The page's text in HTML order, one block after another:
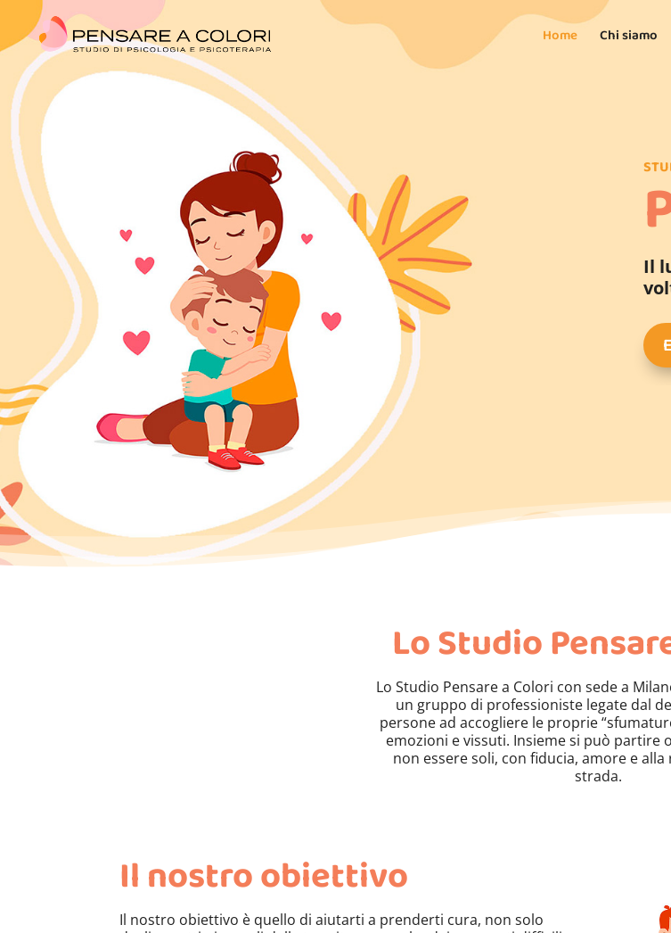
Home Chi siamo
Il
Lo Studio
Lo Studio Pensare a Colori con sede a
un gruppo di professioniste legate dal
persone ad accogliere le proprie
emozioni e vissuti. Insieme si può partire
non essere soli, con fiducia, amore e
strada.
Il nostro obiettivo
Il nostro obiettivo è quello di aiutarti a prenderti cura, non solo